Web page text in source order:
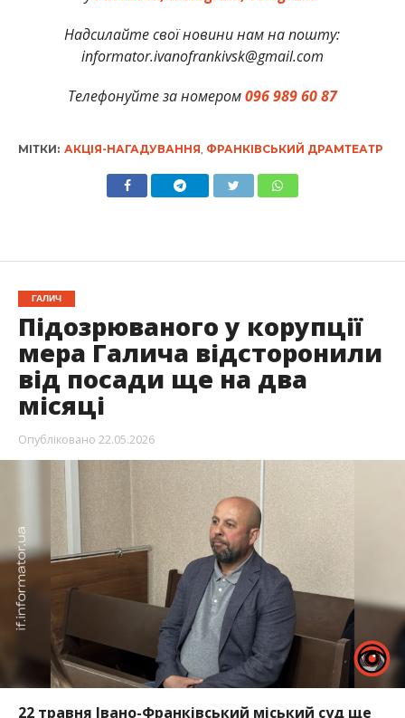
Надсилайте свої новини нам на пошту:
informator.ivanofrankivsk@gmail.com
Телефонуйте за номером096 989 60 87
МІТКИ: АКЦІЯ-НАГАДУВАННЯ ФРАНКІВСЬКИЙ ДРАМТЕАТР
ГАЛИЧ
Підозрюваного у корупції
мера Галича відсторонили
від посади ще на два
місяці
Опубліковано 22.05.2026
22 травня Івано-Франківський міський суд ще